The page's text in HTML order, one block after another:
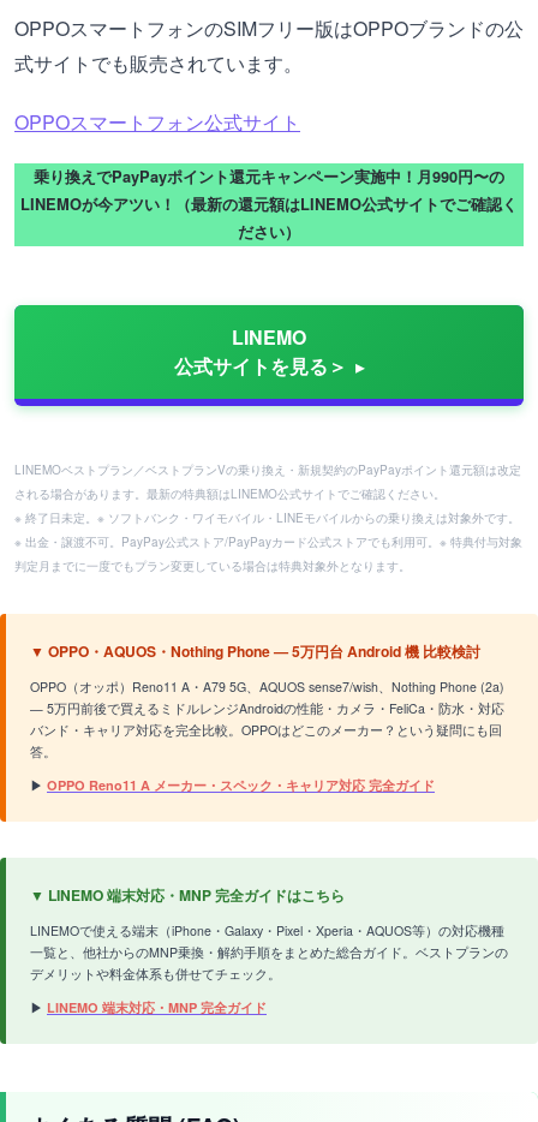
OPPOスマートフォンのSIMフリー版はOPPOブランドの公
式サイトでも販売されています。
OPPOスマートフォン公式サイト
乗り換えでPayPayポイント還元キャンペーン実施中！月990円〜の
LINEMOが今アツい！（最新の還元額はLINEMO公式サイトでご確認く
ださい）
LINEMO
公式サイトを見る＞
LINEMOベストプラン／ベストプランVの乗り換え・新規契約のPayPayポイント還元額は改定
される場合があります。最新の特典額はLINEMO公式サイトでご確認ください。
※ 終了日未定。※ ソフトバンク・ワイモバイル・LINEモバイルからの乗り換えは対象外です。
※ 出金・譲渡不可。PayPay公式ストア/PayPayカード公式ストアでも利用可。※ 特典付与対象
判定月までに一度でもプラン変更している場合は特典対象外となります。
▼ OPPO・AQUOS・Nothing Phone — 5万円台 Android 機 比較検討
OPPO（オッポ）Reno11 A・A79 5G、AQUOS sense7/wish、Nothing Phone (2a)
— 5万円前後で買えるミドルレンジAndroidの性能・カメラ・FeliCa・防水・対応
バンド・キャリア対応を完全比較。OPPOはどこのメーカー？という疑問にも回
答。
▶ OPPO Reno11 A メーカー・スペック・キャリア対応 完全ガイド
▼ LINEMO 端末対応・MNP 完全ガイドはこちら
LINEMOで使える端末（iPhone・Galaxy・Pixel・Xperia・AQUOS等）の対応機種
一覧と、他社からのMNP乗換・解約手順をまとめた総合ガイド。ベストプランの
デメリットや料金体系も併せてチェック。
▶ LINEMO 端末対応・MNP 完全ガイド